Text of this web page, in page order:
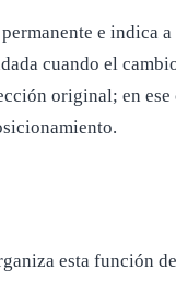
e
cuando el
original; en
esta función